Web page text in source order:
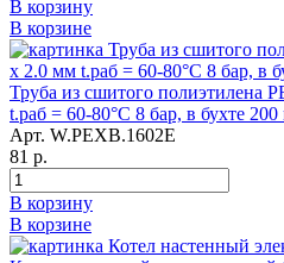
В корзину
В корзине
Труба из сшитого полиэтилена
t.раб = 60-80°C 8 бар, в бухте 200
Арт. W.PEXB.1602E
81 р.
В корзину
В корзине